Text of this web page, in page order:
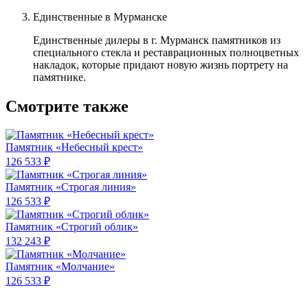
Единственные в Мурманске
Единственные дилеры в г. Мурманск памятников из
специального стекла и реставрационных полноцветных
накладок, которые придают новую жизнь портрету на
памятнике.
Смотрите также
Памятник «Небесный крест»
126 533 ₽
Памятник «Строгая линия»
126 533 ₽
Памятник «Строгий облик»
132 243 ₽
Памятник «Молчание»
126 533 ₽